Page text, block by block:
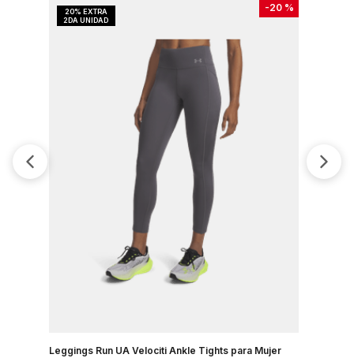
-20 %
Leggings Run UA Velociti Ankle Tights para Mujer